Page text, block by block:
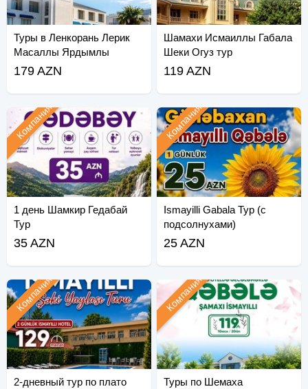
Туры в Ленкорань Лерик
Масаллы Ярдымлы
Астара
179 AZN
Шамахи Исмаиллы Габала
Шеки Огуз тур
119 AZN
1 день Шамкир Гедабай
Тур
Компания
35 AZN
Ismayilli Gabala Тур (с
подсолнухами)
Компания
25 AZN
2-дневный тур по плато
Компания
Туры по Шемаха
Компания